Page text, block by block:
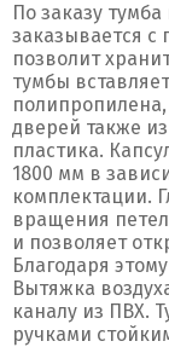
По заказу
заказывается
позволит
тумбы
дверей также
пластика.
1800 мм в
комплектации.
вращения
и позволяет
Благодаря
Вытяжка
каналу из ПВХ.
ручками